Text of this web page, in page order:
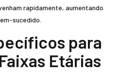
rapidamente, aumentando
sucedido.
para
Etárias